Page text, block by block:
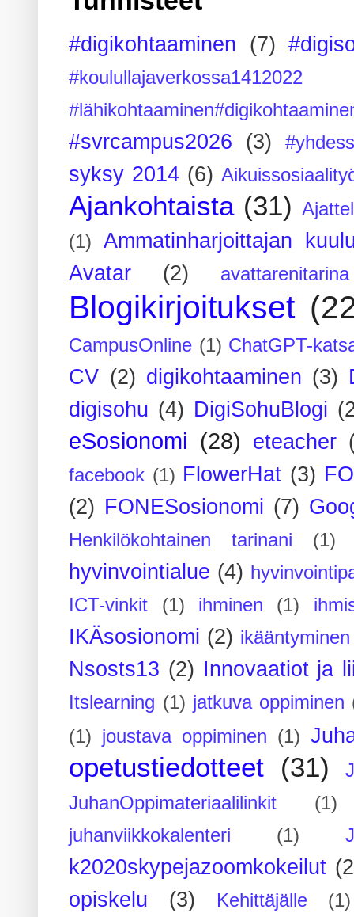
#digikohtaaminen (7)
#koulullajaverkossa1412022
#svrcampus2026 (3)
syksy 2014 (6)
Ajankohtaista (31)
(1)
Ammatinharjoittajan
Avatar
(2) avattarenitarina
Blogikirjoitukset
CampusOnline (1) ChatGPT-
CV (2) digikohtaaminen (3)
digisohu (4) DigiSohuBlogi
eSosionomi (28) eteacher
facebook (1) FlowerHat (3)
(2) FONESosionomi (7)
Henkilökohtainen tarinani (1)
hyvinvointialue (4)
ICT-vinkit
(1) ihminen (1)
IKÄsosionomi (2) ikääntyminen
Nsosts13 (2) Innovaatiot ja
Itslearning (1) jatkuva oppiminen
(1) joustava oppiminen (1)
opetustiedotteet (31)
JuhanOppimateriaalilinkit
(1)
juhanviikkokalenteri
(1)
k2020skypejazoomkokeilut
opiskelu
(3) Kehittäjälle
(1)